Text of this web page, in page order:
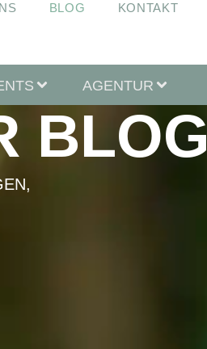
BLOG KONTAKT
AGENTUR
BLOG